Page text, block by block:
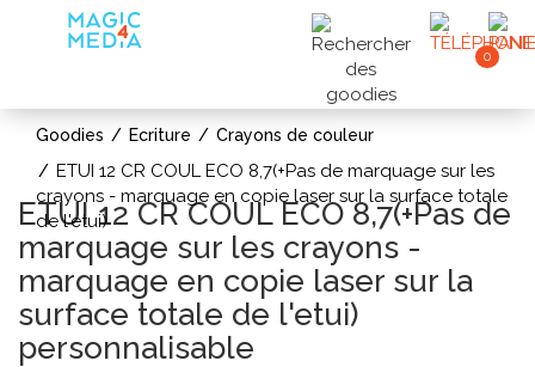
0
Goodies Ecriture Crayons de couleur
ETUI 12 CR COUL ECO 8,7(+Pas de marquage sur les
crayons - marquage en copie laser sur la surface totale
de l'etui)
ETUI 12 CR COUL ECO 8,7(+Pas de
marquage sur les crayons -
marquage en copie laser sur la
surface totale de l'etui)
personnalisable